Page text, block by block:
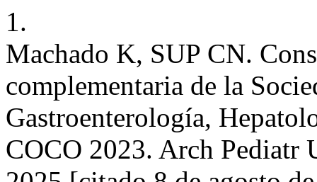
1.
Machado K, SUP CN.
complementaria de la
Gastroenterología,
COCO 2023. Arch Pediatr